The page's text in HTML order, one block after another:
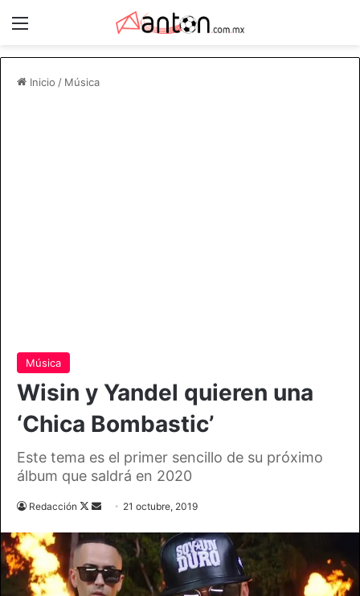
Menú
Inicio / Música
Música
Wisin y Yandel quieren una
‘Chica Bombastic’
Este tema es el primer sencillo de su próximo
álbum que saldrá en 2020
Redacción
Follow
X
Send
email
21 octubre, 2019